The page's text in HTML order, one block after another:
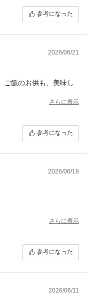
参考になった
2026/06/21
ご飯のお供も、美味し
さらに表示
参考になった
2026/06/18
さらに表示
参考になった
2026/06/11